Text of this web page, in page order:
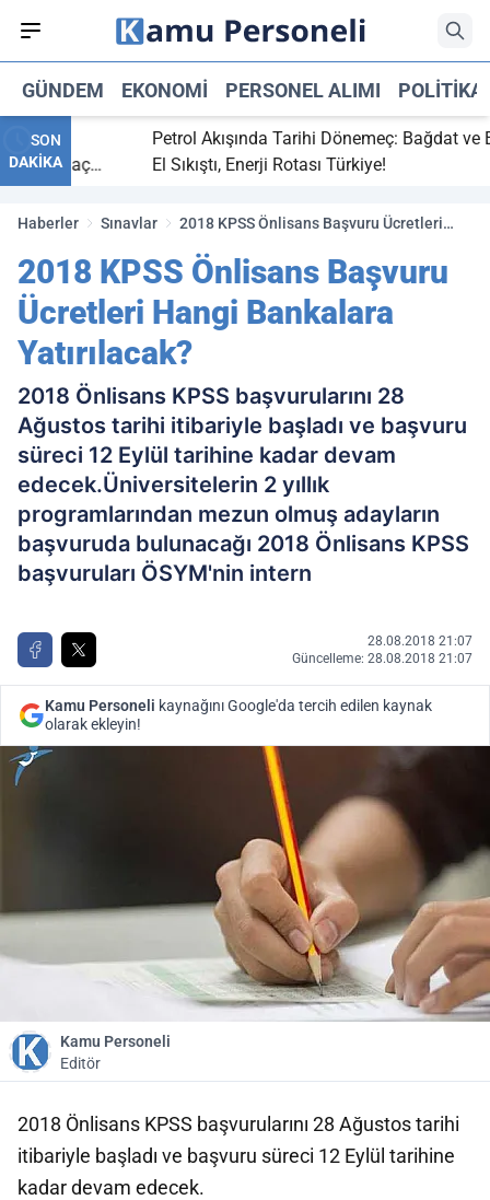
GÜNDEM EKONOMI PERSONEL ALIMI POLITIKA
SON
DAKİKA
bitti,
maç
Petrol Akışında Tarihi Dönemeç: Bağdat ve
El Sıkıştı, Enerji Rotası Türkiye!
Haberler Sınavlar
2018 KPSS Önlisans Başvuru Ücretleri
2018 KPSS Önlisans Başvuru
Ücretleri Hangi Bankalara
Yatırılacak?
2018 Önlisans KPSS başvurularını 28
Ağustos tarihi itibariyle başladı ve başvuru
süreci 12 Eylül tarihine kadar devam
edecek.Üniversitelerin 2 yıllık
programlarından mezun olmuş adayların
başvuruda bulunacağı 2018 Önlisans KPSS
başvuruları ÖSYM'nin intern
28.08.2018 21:07
Güncelleme: 28.08.2018 21:07
Kamu Personeli kaynağını Google'da tercih edilen kaynak
olarak ekleyin!
Kamu Personeli
Editör
2018 Önlisans KPSS başvurularını 28 Ağustos tarihi
itibariyle başladı ve başvuru süreci 12 Eylül tarihine
kadar devam edecek.